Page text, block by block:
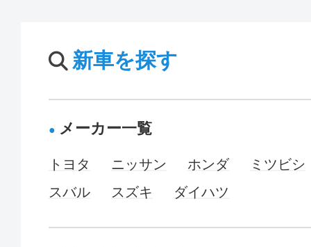
新車を探す
メーカー一覧
トヨタ ニッサン ホンダ
ミツビシ
スバル
スズキ ダイハツ